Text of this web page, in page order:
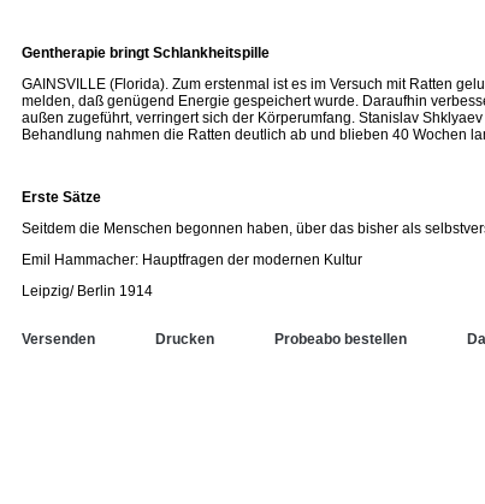
Gentherapie bringt Schlankheitspille
GAINSVILLE (Florida). Zum erstenmal ist es im Versuch mit Ratten
melden, daß genügend Energie gespeichert wurde. Daraufhin
außen zugeführt, verringert sich der Körperumfang. Stanislav
Behandlung nahmen die Ratten deutlich ab und blieben 40 Wochen
Erste Sätze
Seitdem die Menschen begonnen haben, über das bisher als
Emil Hammacher: Hauptfragen der modernen Kultur
Leipzig/ Berlin 1914
Versenden Drucken Probeabo bestellen